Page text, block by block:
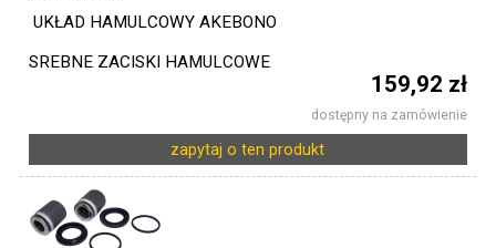
UKŁAD HAMULCOWY AKEBONO
SREBNE ZACISKI HAMULCOWE
159,92 zł
dostępny na zamówienie
zapytaj o ten produkt